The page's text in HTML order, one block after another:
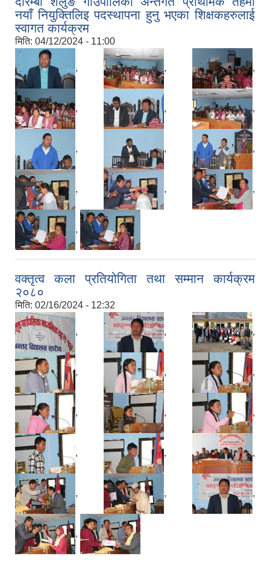
नयाँ नियुक्तिलिइ पदस्थापना हुनु भएका शिक्षकहरुलाई
स्वागत कार्यक्रम
मिति: 04/12/2024 - 11:00
, , ,
, , ,
, , ,
, , ,
,
वक्तृत्व कला प्रतियोगिता तथा सम्मान कार्यक्रम
२०८०
मिति: 02/16/2024 - 12:32
, , ,
, , ,
, , ,
, , ,
, , ,
,